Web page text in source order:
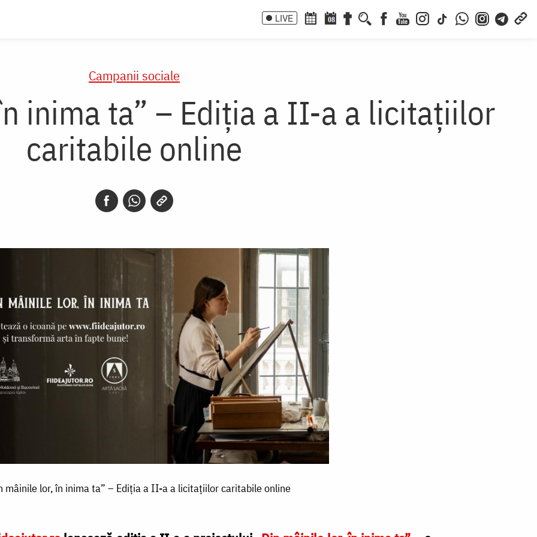
LIVE 08
Campanii sociale
inima ta” – Ediția a II-a a licitațiilor
caritabile online
mâinile lor, în inima ta” – Ediția a II-a a licitațiilor caritabile online